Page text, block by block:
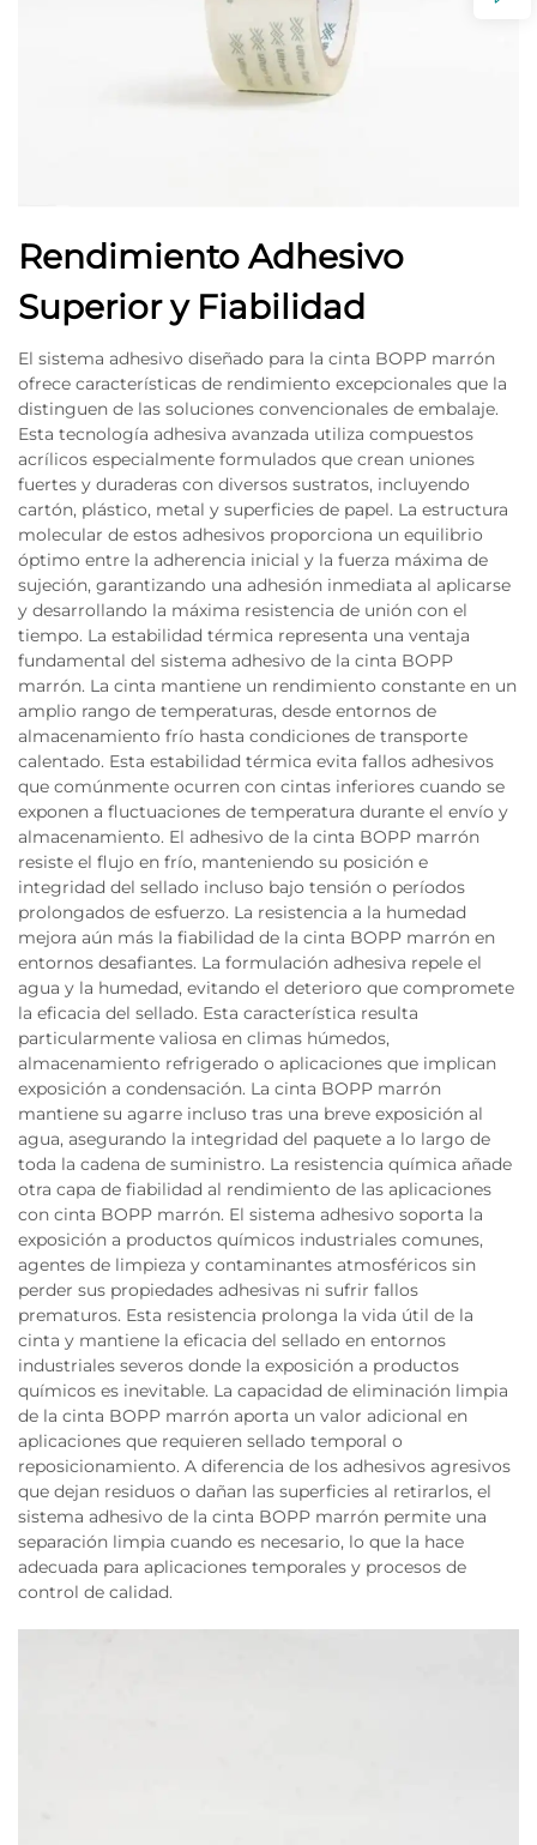
Rendimiento Adhesivo
Superior y Fiabilidad
El sistema adhesivo diseñado para la cinta BOPP marrón
ofrece características de rendimiento excepcionales que la
distinguen de las soluciones convencionales de embalaje.
Esta tecnología adhesiva avanzada utiliza compuestos
acrílicos especialmente formulados que crean uniones
fuertes y duraderas con diversos sustratos, incluyendo
cartón, plástico, metal y superficies de papel. La estructura
molecular de estos adhesivos proporciona un equilibrio
óptimo entre la adherencia inicial y la fuerza máxima de
sujeción, garantizando una adhesión inmediata al aplicarse
y desarrollando la máxima resistencia de unión con el
tiempo. La estabilidad térmica representa una ventaja
fundamental del sistema adhesivo de la cinta BOPP
marrón. La cinta mantiene un rendimiento constante en un
amplio rango de temperaturas, desde entornos de
almacenamiento frío hasta condiciones de transporte
calentado. Esta estabilidad térmica evita fallos adhesivos
que comúnmente ocurren con cintas inferiores cuando se
exponen a fluctuaciones de temperatura durante el envío y
almacenamiento. El adhesivo de la cinta BOPP marrón
resiste el flujo en frío, manteniendo su posición e
integridad del sellado incluso bajo tensión o períodos
prolongados de esfuerzo. La resistencia a la humedad
mejora aún más la fiabilidad de la cinta BOPP marrón en
entornos desafiantes. La formulación adhesiva repele el
agua y la humedad, evitando el deterioro que compromete
la eficacia del sellado. Esta característica resulta
particularmente valiosa en climas húmedos,
almacenamiento refrigerado o aplicaciones que implican
exposición a condensación. La cinta BOPP marrón
mantiene su agarre incluso tras una breve exposición al
agua, asegurando la integridad del paquete a lo largo de
toda la cadena de suministro. La resistencia química añade
otra capa de fiabilidad al rendimiento de las aplicaciones
con cinta BOPP marrón. El sistema adhesivo soporta la
exposición a productos químicos industriales comunes,
agentes de limpieza y contaminantes atmosféricos sin
perder sus propiedades adhesivas ni sufrir fallos
prematuros. Esta resistencia prolonga la vida útil de la
cinta y mantiene la eficacia del sellado en entornos
industriales severos donde la exposición a productos
químicos es inevitable. La capacidad de eliminación limpia
de la cinta BOPP marrón aporta un valor adicional en
aplicaciones que requieren sellado temporal o
reposicionamiento. A diferencia de los adhesivos agresivos
que dejan residuos o dañan las superficies al retirarlos, el
sistema adhesivo de la cinta BOPP marrón permite una
separación limpia cuando es necesario, lo que la hace
adecuada para aplicaciones temporales y procesos de
control de calidad.